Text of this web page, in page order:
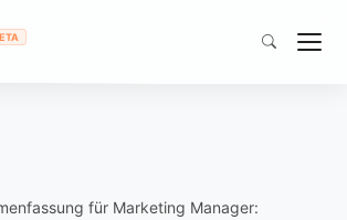
für Marketing Manager: